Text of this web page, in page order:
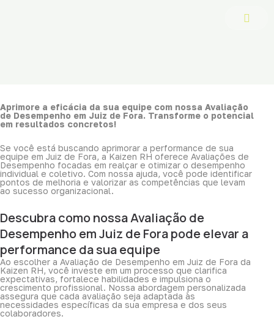
Aprimore a eficácia da sua equipe com nossa Avaliação
de Desempenho em Juiz de Fora. Transforme o potencial
em resultados concretos!
Se você está buscando aprimorar a performance de sua
equipe em Juiz de Fora, a Kaizen RH oferece Avaliações de
Desempenho focadas em realçar e otimizar o desempenho
individual e coletivo. Com nossa ajuda, você pode identificar
pontos de melhoria e valorizar as competências que levam
ao sucesso organizacional.
Descubra como nossa Avaliação de
Desempenho em Juiz de Fora pode elevar a
performance da sua equipe
Ao escolher a Avaliação de Desempenho em Juiz de Fora da
Kaizen RH, você investe em um processo que clarifica
expectativas, fortalece habilidades e impulsiona o
crescimento profissional. Nossa abordagem personalizada
assegura que cada avaliação seja adaptada às
necessidades específicas da sua empresa e dos seus
colaboradores.